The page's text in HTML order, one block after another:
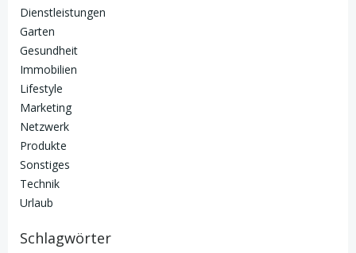
Dienstleistungen
Garten
Gesundheit
Immobilien
Lifestyle
Marketing
Netzwerk
Produkte
Sonstiges
Technik
Urlaub
Schlagwörter